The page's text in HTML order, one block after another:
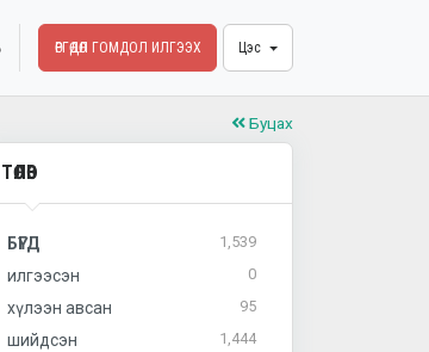
ӨРГӨДӨЛ ГОМДОЛ ИЛГЭЭХ Цэс
Буцах
ТӨЛӨВ
БҮГД 1,539
илгээсэн 0
хүлээн авсан 95
шийдсэн 1,444